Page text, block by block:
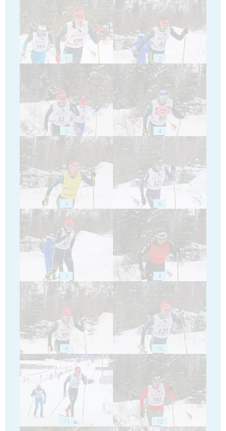
1 2
3 4
5 6
7 8
9 10
11 12